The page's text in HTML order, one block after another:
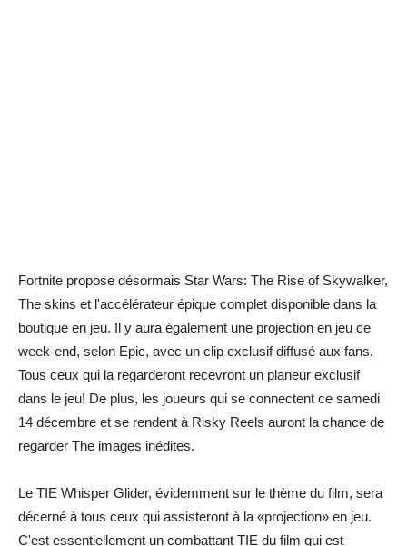
Fortnite propose désormais Star Wars: The Rise of Skywalker,
The skins et l'accélérateur épique complet disponible dans la
boutique en jeu. Il y aura également une projection en jeu ce
week-end, selon Epic, avec un clip exclusif diffusé aux fans.
Tous ceux qui la regarderont recevront un planeur exclusif
dans le jeu! De plus, les joueurs qui se connectent ce samedi
14 décembre et se rendent à Risky Reels auront la chance de
regarder The images inédites.
Le TIE Whisper Glider, évidemment sur le thème du film, sera
décerné à tous ceux qui assisteront à la «projection» en jeu.
C'est essentiellement un combattant TIE du film qui est